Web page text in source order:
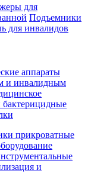
для
Подъемники
для инвалидов
аппараты
и инвалидным
бактерицидные
прикроватные
и